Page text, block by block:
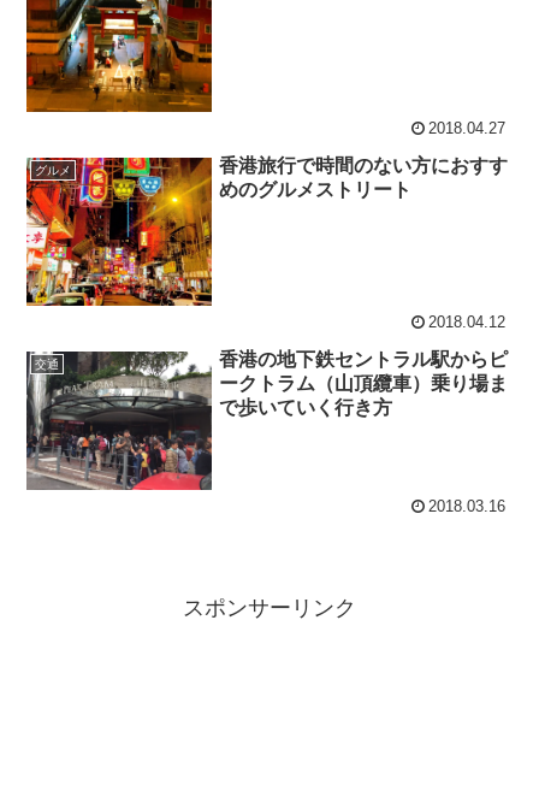
2018.04.27
グルメ
香港旅行で時間のない方におすす
めのグルメストリート
2018.04.12
交通
香港の地下鉄セントラル駅からピ
ークトラム（山頂纜車）乗り場ま
で歩いていく行き方
2018.03.16
スポンサーリンク